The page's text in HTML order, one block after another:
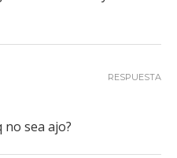
sea ajo?
RESPUESTA